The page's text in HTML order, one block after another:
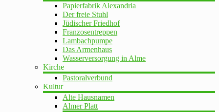
Papierfabrik Alexandria
Der freie Stuhl
Jüdischer Friedhof
Franzosentreppen
Lambachpumpe
Das Armenhaus
Wasserversorgung in Alme
Kirche
Pastoralverbund
Kultur
Alte Hausnamen
Almer Platt